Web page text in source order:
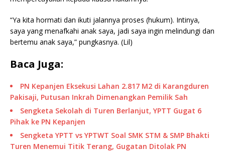
“Ya kita hormati dan ikuti jalannya proses (hukum). Intinya,
saya yang menafkahi anak saya, jadi saya ingin melindungi dan
bertemu anak saya,” pungkasnya. (Lil)
Baca Juga:
PN Kepanjen Eksekusi Lahan 2.817 M2 di Karangduren
Pakisaji, Putusan Inkrah Dimenangkan Pemilik Sah
Sengketa Sekolah di Turen Berlanjut, YPTT Gugat 6
Pihak ke PN Kepanjen
Sengketa YPTT vs YPTWT Soal SMK STM & SMP Bhakti
Turen Menemui Titik Terang, Gugatan Ditolak PN